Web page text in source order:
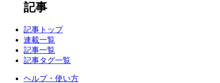
記事
記事トップ
連載一覧
記事一覧
記事タグ一覧
ヘルプ・使い方